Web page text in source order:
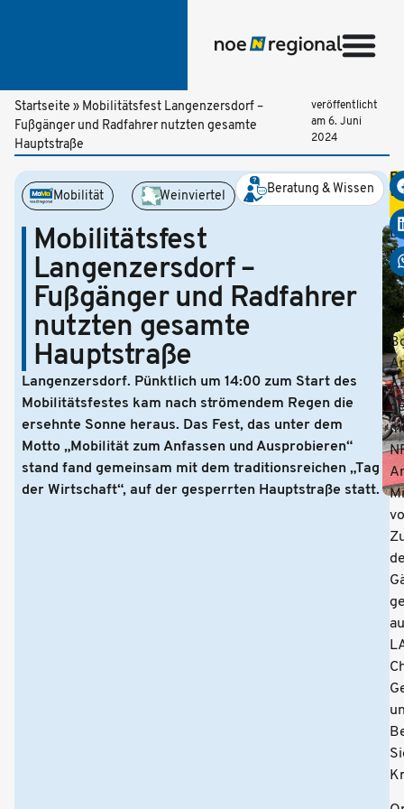
Startseite » Mobilitätsfest Langenzersdorf –
Fußgänger und Radfahrer nutzten gesamte
Hauptstraße
veröffentlicht
am6. Juni
2024
Mobilität Weinviertel Beratung & Wissen
Mobilitätsfest
Langenzersdorf –
Fußgänger und Radfahrer
nutzten gesamte
Hauptstraße
Langenzersdorf. Pünktlich um 14:00 zum Start des
Mobilitätsfestes kam nach strömendem Regen die
ersehnte Sonne heraus. Das Fest, das unter dem
Motto „Mobilität zum Anfassen und Ausprobieren“
stand fand gemeinsam mit dem traditionsreichen „Tag
der Wirtschaft“, auf der gesperrten Hauptstraße statt.